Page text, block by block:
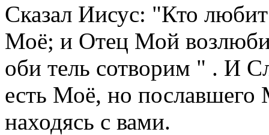
Сказал Иисус: "Кто
Моё; и Отец Мой
оби тель сотворим " . И
есть Моё, но
находясь с вами.